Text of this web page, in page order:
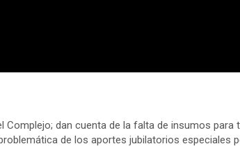
dan cuenta de la falta de insumos para
de los aportes jubilatorios especiales